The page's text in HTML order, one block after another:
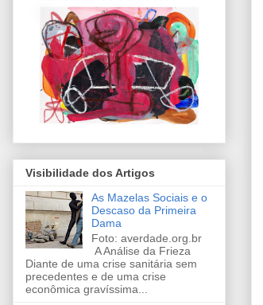
Visibilidade dos Artigos
As Mazelas Sociais e o
Descaso da Primeira
Dama
Foto: averdade.org.br
A Análise da Frieza
Diante de uma crise sanitária sem
precedentes e de uma crise
econômica gravíssima...